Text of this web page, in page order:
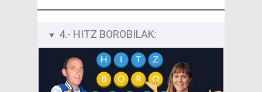
4.- HITZ BOROBILAK: